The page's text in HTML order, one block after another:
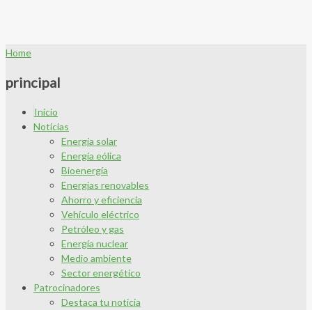
Home
principal
Inicio
Noticias
Energía solar
Energía eólica
Bioenergía
Energías renovables
Ahorro y eficiencia
Vehículo eléctrico
Petróleo y gas
Energía nuclear
Medio ambiente
Sector energético
Patrocinadores
Destaca tu noticia